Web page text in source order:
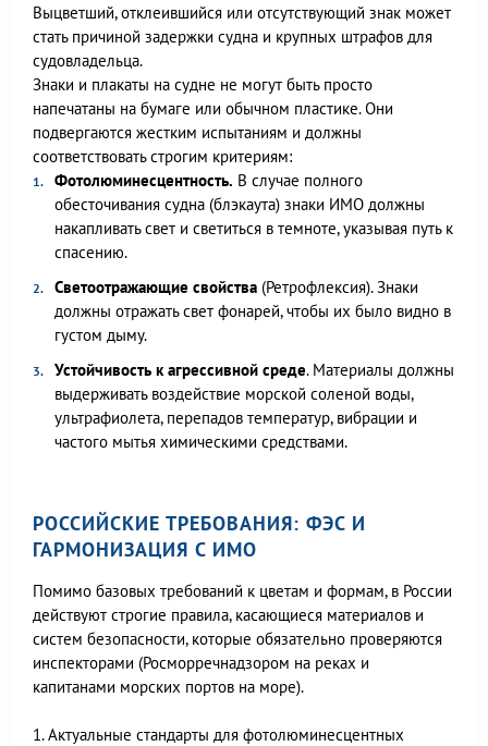
Выцветший, отклеившийся или отсутствующий знак может
стать причиной задержки судна и крупных штрафов для
судовладельца.
Знаки и плакаты на судне не могут быть просто
напечатаны на бумаге или обычном пластике. Они
подвергаются жестким испытаниям и должны
соответствовать строгим критериям:
Фотолюминесцентность. В случае полного
обесточивания судна (блэкаута) знаки ИМО должны
накапливать свет и светиться в темноте, указывая путь к
спасению.
Светоотражающие свойства (Ретрофлексия). Знаки
должны отражать свет фонарей, чтобы их было видно в
густом дыму.
Устойчивость к агрессивной среде. Материалы должны
выдерживать воздействие морской соленой воды,
ультрафиолета, перепадов температур, вибрации и
частого мытья химическими средствами.
РОССИЙСКИЕ ТРЕБОВАНИЯ: ФЭС И
ГАРМОНИЗАЦИЯ С ИМО
Помимо базовых требований к цветам и формам, в России
действуют строгие правила, касающиеся материалов и
систем безопасности, которые обязательно проверяются
инспекторами (Росморречнадзором на реках и
капитанами морских портов на море).
1. Актуальные стандарты для фотолюминесцентных